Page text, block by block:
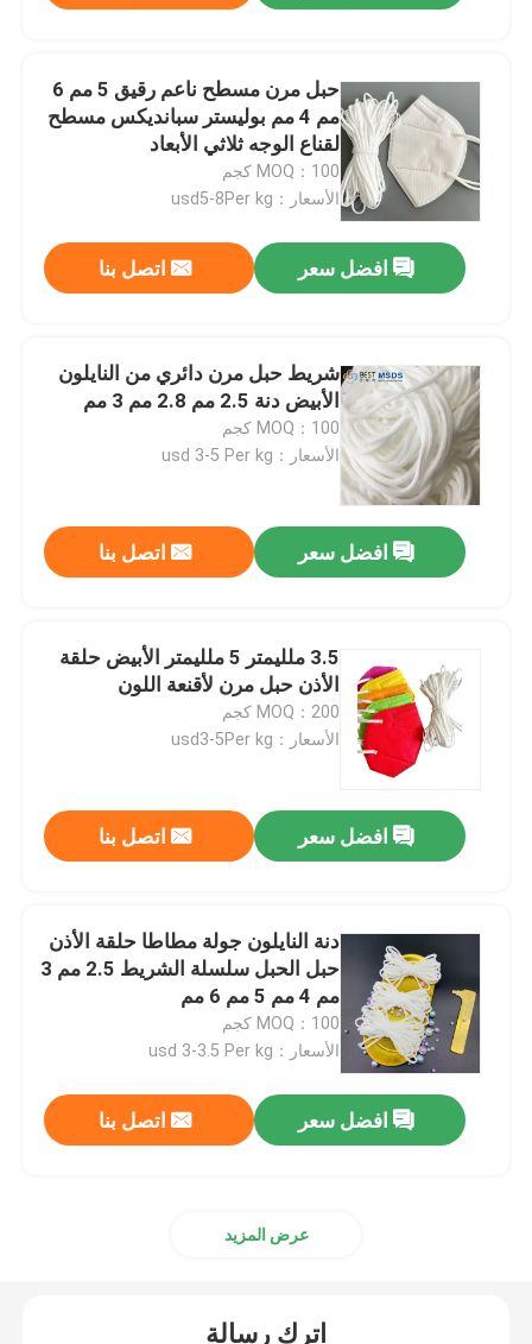
حبل مرن مسطح ناعم رقيق 5 مم 6
مم 4 مم بوليستر سبانديكس مسطح
لقناع الوجه ثلاثي الأبعاد
MOQ：100 كجم
الأسعار：usd5-8Per kg
افضل سعر اتصل بنا
شريط حبل مرن دائري من النايلون
الأبيض دنة 2.5 مم 2.8 مم 3 مم
MOQ：100 كجم
الأسعار：usd 3-5 Per kg
افضل سعر اتصل بنا
3.5 ملليمتر 5 ملليمتر الأبيض حلقة
الأذن حبل مرن لأقنعة اللون
MOQ：200 كجم
الأسعار：usd3-5Per kg
افضل سعر اتصل بنا
دنة النايلون جولة مطاطا حلقة الأذن
حبل الحبل سلسلة الشريط 2.5 مم 3
مم 4 مم 5 مم 6 مم
MOQ：100 كجم
الأسعار：usd 3-3.5 Per kg
افضل سعر اتصل بنا
عرض المزيد
اترك رسالة